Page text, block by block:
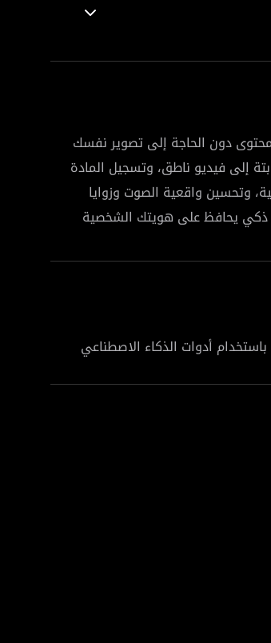
دون الحاجة إلى تصوير نفسك
إلى فيديو ناطق، وتسجيل المادة
وتحسين واقعية الصوت وزوايا
ذكي يحافظ على هويتك الشخصية
بشكل أكثر واقعية ويوفّر الوقت
أدوات الذكاء الاصطناعي